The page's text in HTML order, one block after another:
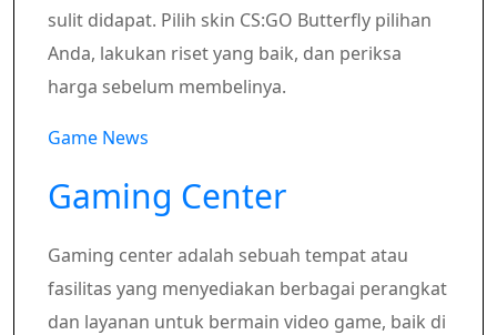
sulit didapat. Pilih skin CS:GO Butterfly pilihan
Anda, lakukan riset yang baik, dan periksa
harga sebelum membelinya.
Game News
Gaming Center
Gaming center adalah sebuah tempat atau
fasilitas yang menyediakan berbagai perangkat
dan layanan untuk bermain video game, baik di